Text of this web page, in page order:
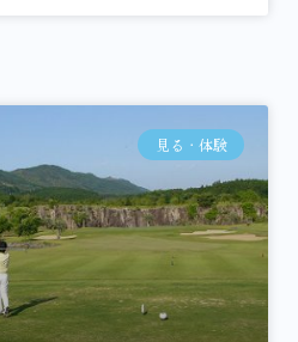
見る・体験